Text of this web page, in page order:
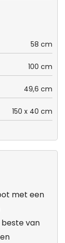
58 cm
100 cm
49,6 cm
150 x 40 cm
met een
van